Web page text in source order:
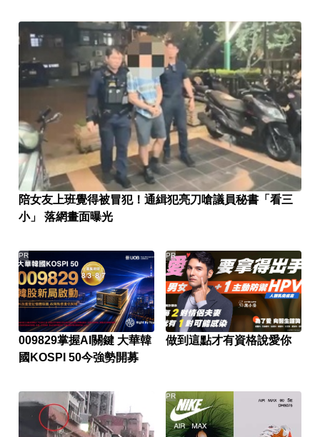
陪女友上班覺得被冒犯！通緝犯亮刀嗆議員秘書「看三
小」 落網畫面曝光
009829掌握AI關鍵 大華韓
國KOSPI 50今強勢開募
PR
做到這點才有資格說愛你
PR
PR